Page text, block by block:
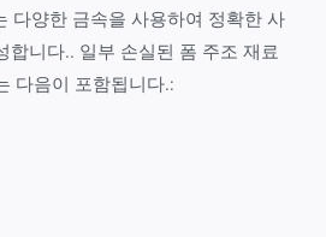
다양한 금속을 사용하여 정확한 사
합니다.. 일부 손실된 폼 주조 재료
다음이 포함됩니다.: